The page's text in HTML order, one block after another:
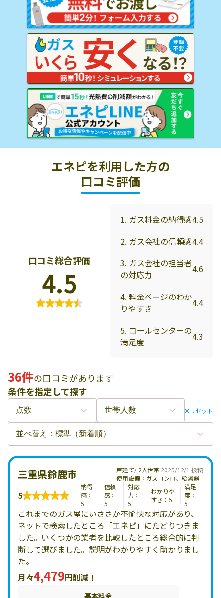
エネピを利用した方の
口コミ評価
口コミ総合評価
4.5
1. ガス料金の納得感4.5
2. ガス会社の信頼感4.4
3. ガス会社の担当者
の対応力
4.6
4. 料金ページのわか
りやすさ
4.4
5. コールセンターの
満足度
4.3
36件の口コミがあります
条件を指定して探す
リセット
2025/12/1 投稿
三重県鈴鹿市
戸建て/ 2人世帯
使用設備：ガスコンロ、給湯器
5
納得
感：
5
信頼
感：
5
対応
力：
5
わかりや
すさ：5
満足
度：
5
これまでのガス屋にいささか不愉快な対応があり、
ネットで検索したところ「エネピ」にたどりつきま
した。いくつかの業者を比較したところ総合的に判
断して選びました。説明がわかりやすく助かりまし
た。
月々4,479円削減！
基本料金